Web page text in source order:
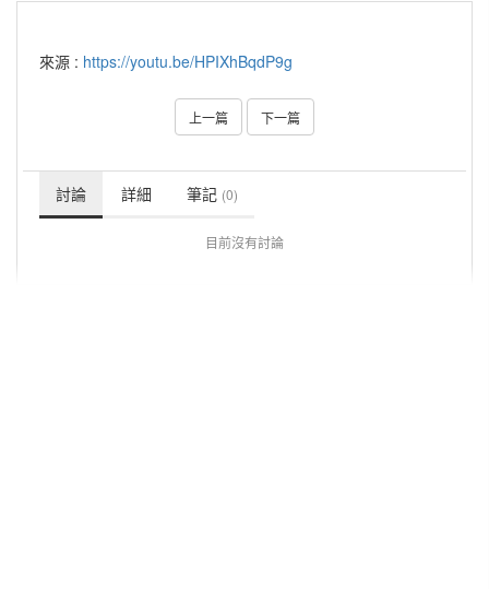
來源 : https://youtu.be/HPIXhBqdP9g
上一篇 下一篇
討論 詳細 筆記 (0)
目前沒有討論